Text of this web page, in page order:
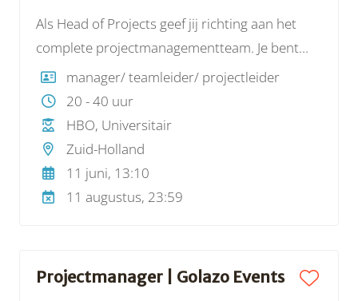
Als Head of Projects geef jij richting aan het
complete projectmanagementteam. Je bent
verantwoordelijk voor het projectmanagement
van onze sportevenementen, waarbij je
continu de balans bewaakt tussen kwaliteit,
veiligheid, beleving en rendement.
manager/ teamleider/ projectleider
20 - 40 uur
HBO, Universitair
Zuid-Holland
11 juni, 13:10
11 augustus, 23:59
Projectmanager | Golazo Events